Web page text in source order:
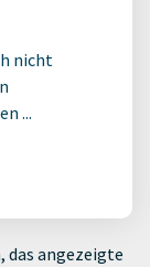
nicht
...
das angezeigte